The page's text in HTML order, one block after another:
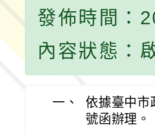
發佈時間：
內容狀態：
一、
依據臺中市
號函辦理。